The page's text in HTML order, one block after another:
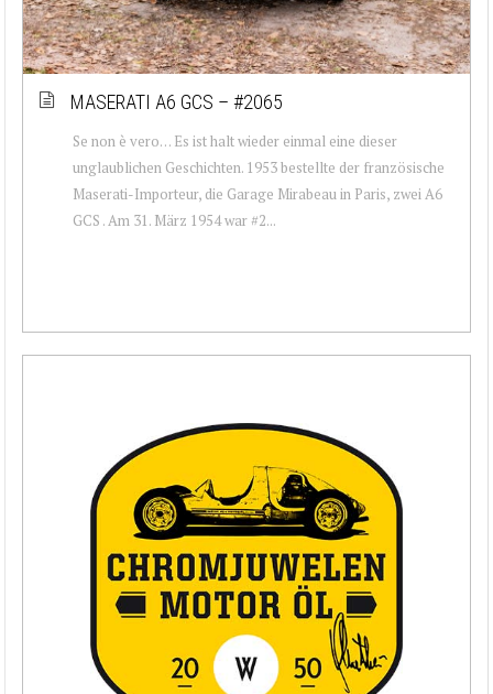
MASERATI A6 GCS – #2065
Se non è vero… Es ist halt wieder einmal eine dieser
unglaublichen Geschichten. 1953 bestellte der französische
Maserati-Importeur, die Garage Mirabeau in Paris, zwei A6
GCS . Am 31. März 1954 war #2...